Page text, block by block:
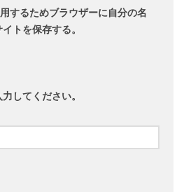
するためブラウザーに自分の名
トを保存する。
してください。